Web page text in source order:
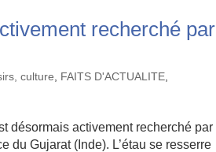
recherché par
culture FAITS D'ACTUALITE
désormais activement recherché par
du Gujarat (Inde). L’étau se resserre